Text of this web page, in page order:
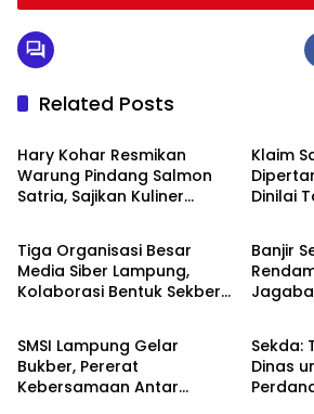
Related Posts
Bandarlampung
Hary Kohar Resmikan
Warung Pindang Salmon
Satria, Sajikan Kuliner
Klaim
Dinilai
Bandarlampung
Tiga Organisasi Besar
Media Siber Lampung,
Kolaborasi Bentuk Sekber
Banjir
Bandarlampung
SMSI Lampung Gelar
Bukber, Pererat
Kebersamaan Antar
Sekda:
Dinas